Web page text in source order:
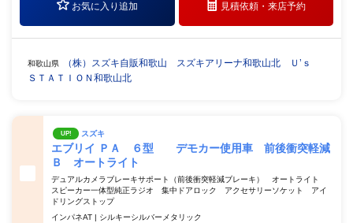
お気に入り追加 見積依頼・来店予約
和歌山県
（株）スズキ自販和歌山 スズキアリーナ和歌山北 Ｕ’ｓ
ＳＴＡＴＩＯＮ和歌山北
UP! スズキ
エブリイ ＰＡ ６型 デモカー使用車 前後衝突軽減
Ｂ オートライト
デュアルカメラブレーキサポート（前後衝突軽減ブレーキ） オートライト
スピーカー一体型純正ラジオ 集中ドアロック アクセサリーソケット アイ
ドリングストップ
インパネAT | シルキーシルバーメタリック